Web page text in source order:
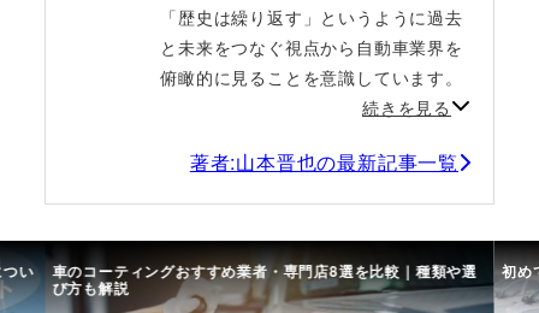
「歴史は繰り返す」というように過去
と未来をつなぐ視点から自動車業界を
俯瞰的に見ることを意識しています。
続きを見る
著者:山本晋也の最新記事一覧
い 車のコーティングおすすめ業者・専門店8選を比較｜種類や選
び方も解説
初め